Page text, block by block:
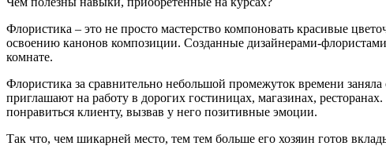
Флористика – это не просто мастерство компоновать красивые
освоению канонов композиции. Созданные дизайнерами-
комнате.
Флористика за сравнительно небольшой промежуток времени
приглашают на работу в дорогих гостиницах, магазинах,
понравиться клиенту, вызвав у него позитивные эмоции.
Так что, чем шикарней место, тем тем больше его хозяин готов